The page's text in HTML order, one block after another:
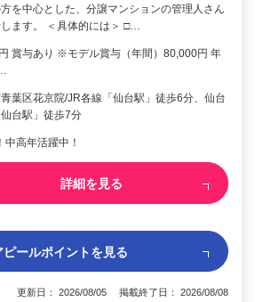
を中心とした、分譲マンションの管理人さん
ます。 ＜具体的には＞ □…
賞与あり ※モデル賞与（年間）80,000円 年
葉区花京院/JR各線「仙台駅」徒歩6分、仙台
台駅」徒歩7分
高年活躍中！
詳細を見る
ピールポイントを見る
更新日： 2026/08/05 掲載終了日： 2026/08/08